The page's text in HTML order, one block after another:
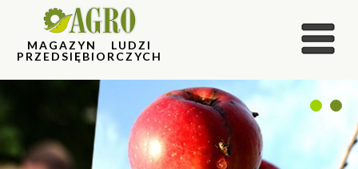
MAGAZYN LUDZI
PRZEDSIĘBIORCZYCH
1 2